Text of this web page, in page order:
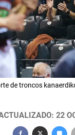
de troncos
22